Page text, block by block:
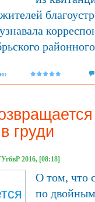
груди
2016, [08:18]
О том, что
по двойным